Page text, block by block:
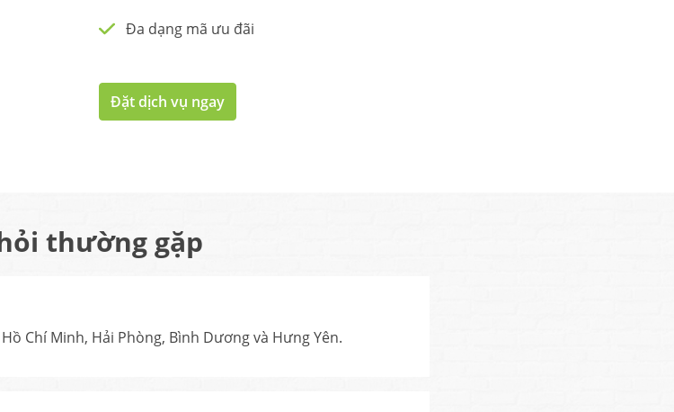
Đa dạng mã ưu đãi
Đặt dịch vụ ngay
thường gặp
Chí Minh, Hải Phòng, Bình Dương và Hưng Yên.